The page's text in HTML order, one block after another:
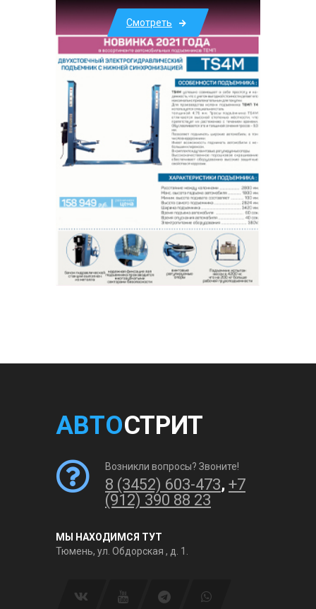
Смотреть
АВТОСТРИТ
Возникли вопросы? Звоните!
8 (3452) 603-473, +7
(912) 390 88 23
МЫ НАХОДИМСЯ ТУТ
Тюмень, ул. Обдорская , д. 1.